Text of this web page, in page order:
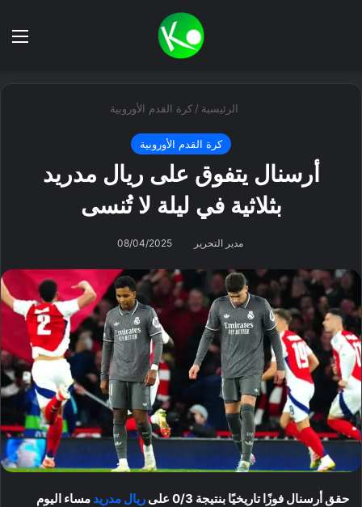
الرئيسية / كرة القدم الأوروبية
كرة القدم الأوروبية
أرسنال يتفوق على ريال مدريد
بثلاثية في ليلة لا تُنسى
مدير التحرير 08/04/2025
حقق أرسنال فوزًا تاريخيًا بنتيجة 0/3 على ريال مدريد مساء اليوم